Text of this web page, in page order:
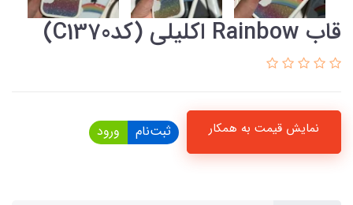
قاب Rainbow اکلیلی (کدC1370)
نمایش قیمت به همکار ثبت‌نام ورود